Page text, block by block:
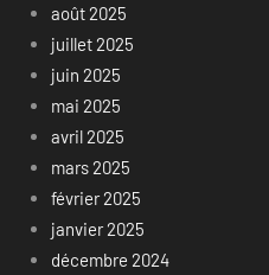
août 2025
juillet 2025
juin 2025
mai 2025
avril 2025
mars 2025
février 2025
janvier 2025
décembre 2024